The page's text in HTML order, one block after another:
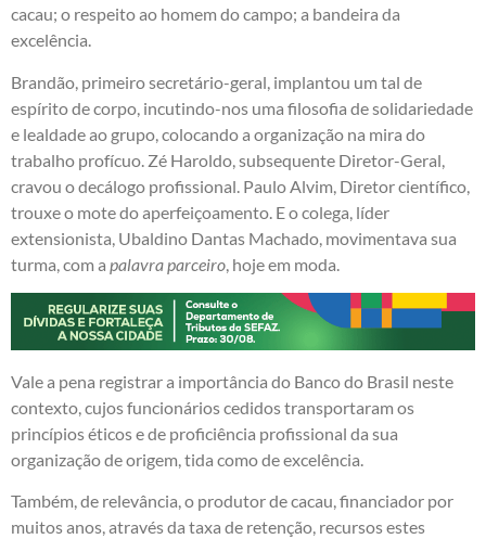
cacau; o respeito ao homem do campo; a bandeira da
excelência.
Brandão, primeiro secretário-geral, implantou um tal de
espírito de corpo, incutindo-nos uma filosofia de solidariedade
e lealdade ao grupo, colocando a organização na mira do
trabalho profícuo. Zé Haroldo, subsequente Diretor-Geral,
cravou o decálogo profissional. Paulo Alvim, Diretor científico,
trouxe o mote do aperfeiçoamento. E o colega, líder
extensionista, Ubaldino Dantas Machado, movimentava sua
turma, com a palavra parceiro, hoje em moda.
Vale a pena registrar a importância do Banco do Brasil neste
contexto, cujos funcionários cedidos transportaram os
princípios éticos e de proficiência profissional da sua
organização de origem, tida como de excelência.
Também, de relevância, o produtor de cacau, financiador por
muitos anos, através da taxa de retenção, recursos estes